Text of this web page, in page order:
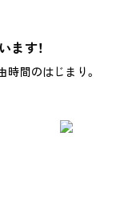
ます！
時間のはじまり。